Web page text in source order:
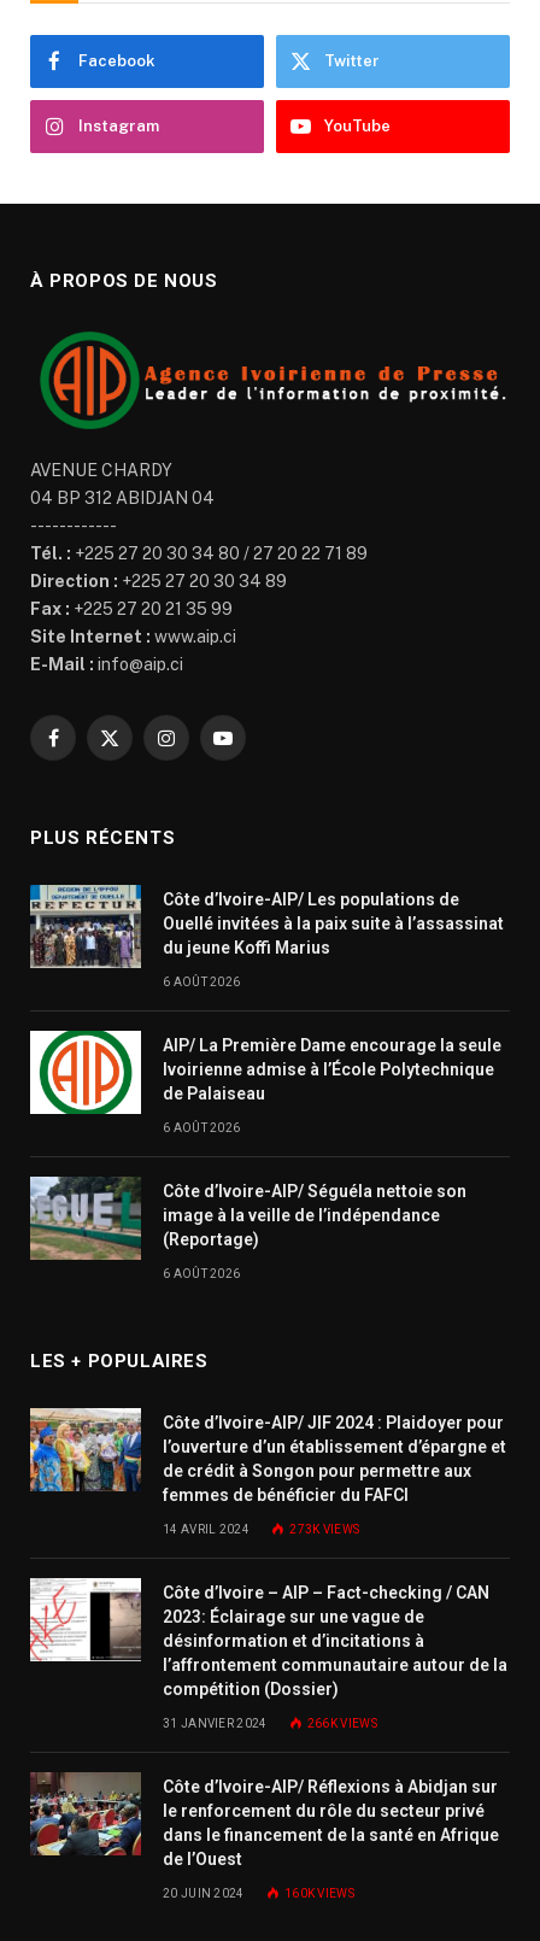
Facebook Twitter
Instagram YouTube
À PROPOS DE NOUS
AVENUE CHARDY
04 BP 312 ABIDJAN 04
------------
Tél. : +225 27 20 30 34 80 / 27 20 22 71 89
Direction : +225 27 20 30 34 89
Fax : +225 27 20 21 35 99
Site Internet : www.aip.ci
E-Mail : info@aip.ci
Facebook
X
InstagramYouTube
PLUS RÉCENTS
Côte d’Ivoire-AIP/ Les populations de
Ouellé invitées à la paix suite à l’assassinat
du jeune Koffi Marius
6 AOÛT 2026
AIP/ La Première Dame encourage la seule
Ivoirienne admise à l’École Polytechnique
de Palaiseau
6 AOÛT 2026
Côte d’Ivoire-AIP/ Séguéla nettoie son
image à la veille de l’indépendance
(Reportage)
6 AOÛT 2026
LES + POPULAIRES
Côte d’Ivoire-AIP/ JIF 2024 : Plaidoyer pour
l’ouverture d’un établissement d’épargne et
de crédit à Songon pour permettre aux
femmes de bénéficier du FAFCI
14 AVRIL 2024 273K VIEWS
Côte d’Ivoire – AIP – Fact-checking / CAN
2023: Éclairage sur une vague de
désinformation et d’incitations à
l’affrontement communautaire autour de la
compétition (Dossier)
31 JANVIER 2024 266KVIEWS
Côte d’Ivoire-AIP/ Réflexions à Abidjan sur
le renforcement du rôle du secteur privé
dans le financement de la santé en Afrique
de l’Ouest
20 JUIN 2024 160KVIEWS